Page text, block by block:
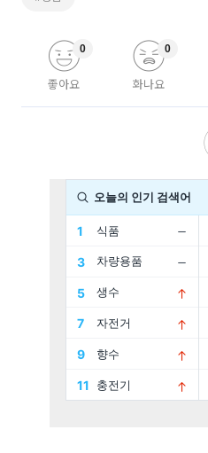
좋아요
0
화나요
0